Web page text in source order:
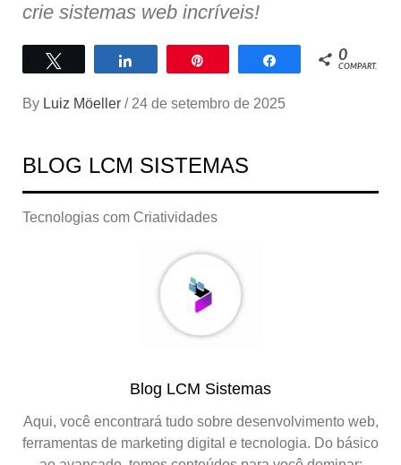
crie sistemas web incríveis!
Compartilhar Compartilhar
0
COMPART.
By Luiz Möeller / 24 de setembro de 2025
BLOG LCM SISTEMAS
Tecnologias com Criatividades
Blog LCM Sistemas
Aqui, você encontrará tudo sobre desenvolvimento web,
ferramentas de marketing digital e tecnologia. Do básico